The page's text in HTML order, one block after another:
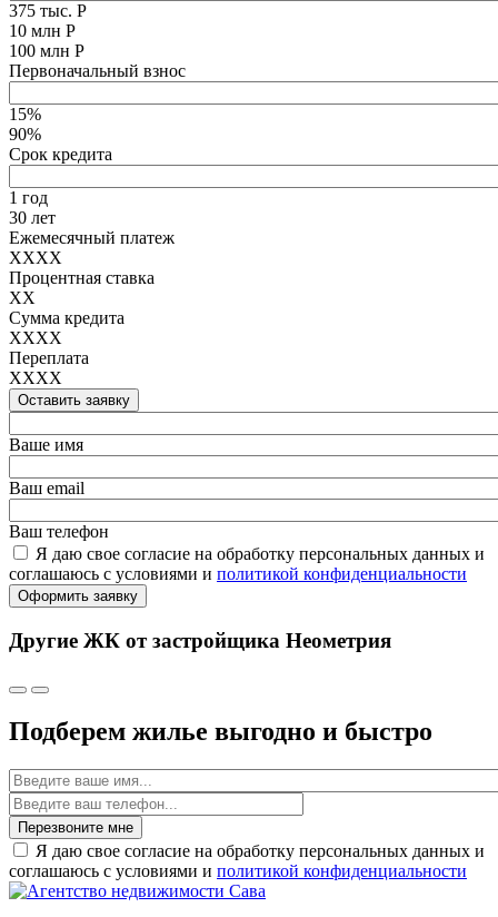
375 тыс. Р
10 млн Р
100 млн Р
Первоначальный взнос
15%
90%
Срок кредита
1 год
30 лет
Ежемесячный платеж
XXXX
Процентная ставка
XX
Сумма кредита
XXXX
Переплата
XXXX
Оставить заявку
Ваше имя
Ваш email
Ваш телефон
Я даю свое согласие на обработку персональных данных и
соглашаюсь с условиями и политикой конфиденциальности
Оформить заявку
Другие ЖК от застройщика Неометрия
Подберем жилье выгодно и быстро
Имя
Перезвоните мне
Я даю свое согласие на обработку персональных данных и
соглашаюсь с условиями и политикой конфиденциальности